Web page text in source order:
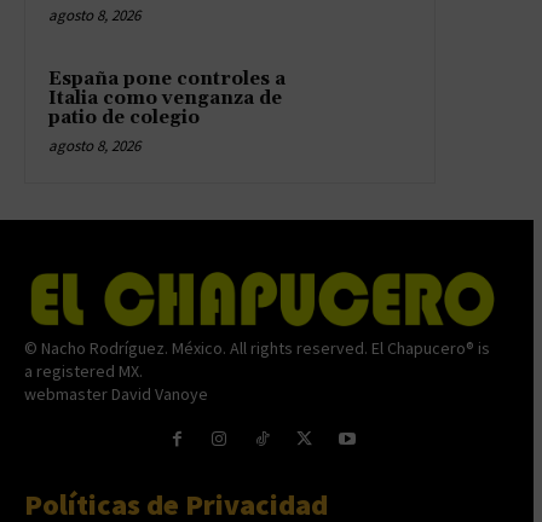
agosto 8, 2026
España pone controles a
Italia como venganza de
patio de colegio
agosto 8, 2026
© Nacho Rodríguez. México. All rights reserved. El Chapucero® is
a registered MX.
webmaster David Vanoye
Políticas de Privacidad